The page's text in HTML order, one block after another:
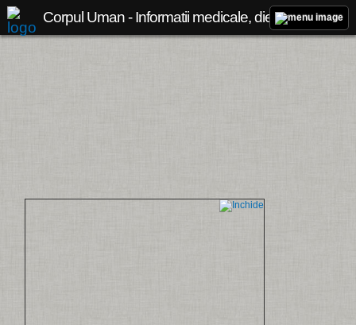
Corpul Uman - Informatii medicale, diete de slabit, boli si afectiuni